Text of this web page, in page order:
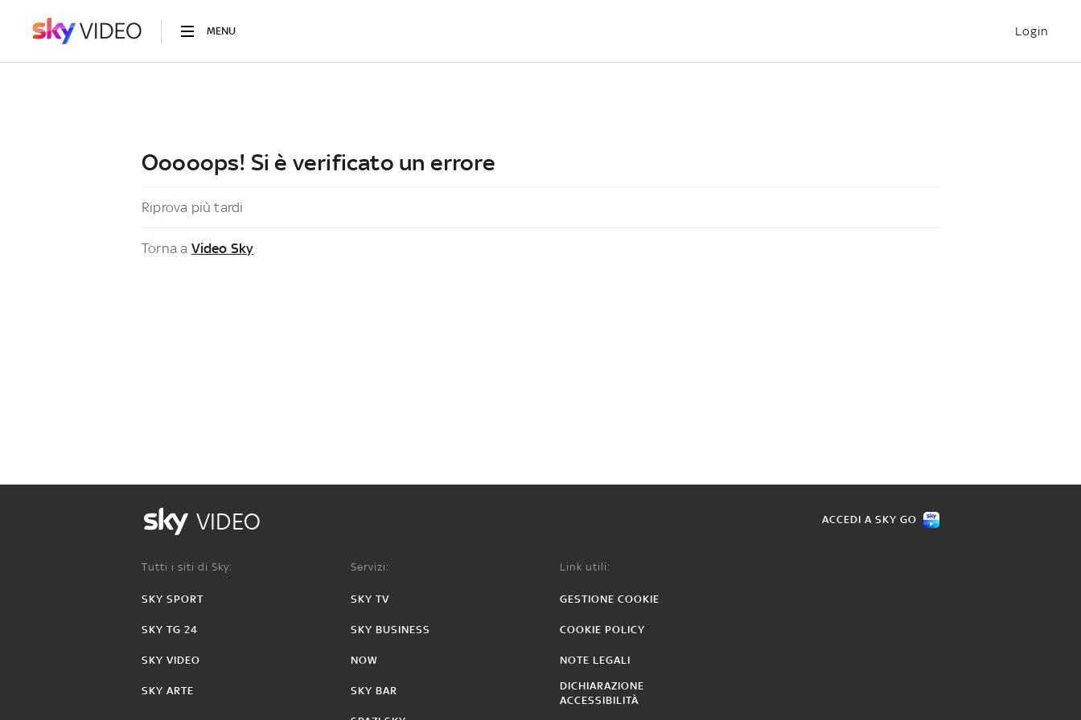
MENU Login
Ooooops! Si è verificato un errore
Riprova più tardi
Torna a Video Sky
VIDEO ACCEDI A SKY GO
Tutti i siti di Sky:
SKY SPORT
SKY TG 24
SKY VIDEO
SKY ARTE
Servizi:
SKY TV
SKY BUSINESS
NOW
SKY BAR
Link utili:
GESTIONE COOKIE
COOKIE POLICY
NOTE LEGALI
DICHIARAZIONE
ACCESSIBILITÀ